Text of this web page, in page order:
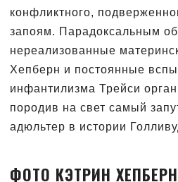
конфликтного,
запоям. Парадоксальным
нереализованные
Хепберн и постоянные
инфантилизма Трейси
породив на свет самый
адюльтер в истории
ФОТО КЭТРИН